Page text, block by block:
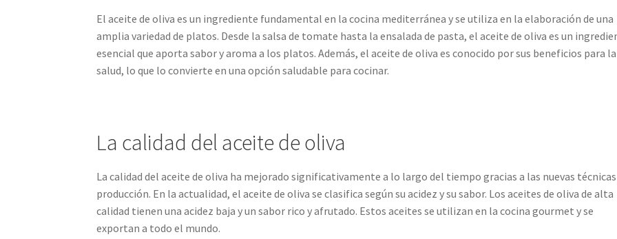
El aceite de oliva es un ingrediente fundamental en la cocina mediterránea y se utiliza en la elaboración de una
amplia variedad de platos. Desde la salsa de tomate hasta la ensalada de pasta, el aceite de oliva es un
esencial que aporta sabor y aroma a los platos. Además, el aceite de oliva es conocido por sus beneficios para la
salud, lo que lo convierte en una opción saludable para cocinar.
La calidad del aceite de oliva
La calidad del aceite de oliva ha mejorado significativamente a lo largo del tiempo gracias a las nuevas técnicas
producción. En la actualidad, el aceite de oliva se clasifica según su acidez y su sabor. Los aceites de oliva de alta
calidad tienen una acidez baja y un sabor rico y afrutado. Estos aceites se utilizan en la cocina gourmet y se
exportan a todo el mundo.